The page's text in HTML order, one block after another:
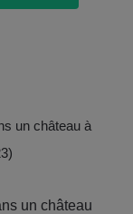
un château